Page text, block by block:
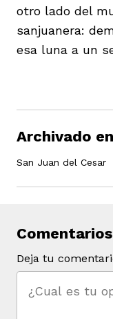
otro lado del
sanjuanera:
esa luna a un
Archivado en
San Juan del Cesar
Deja tu